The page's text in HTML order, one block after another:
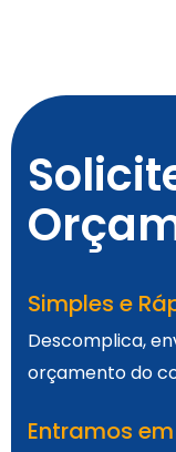
Simples e
Descomplica,
orçamento do
Entramos